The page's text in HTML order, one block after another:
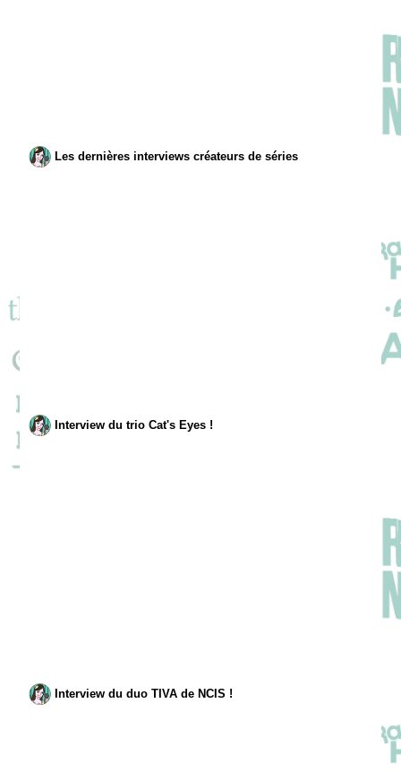
Les dernières interviews créateurs de séries
Interview du trio Cat's Eyes !
Interview du duo TIVA de NCIS !